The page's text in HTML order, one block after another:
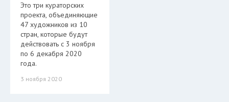
Это три кураторских
проекта, объединяющие
47 художников из 10
стран, которые будут
действовать с 3 ноября
по 6 декабря 2020
года.
3 ноября 2020